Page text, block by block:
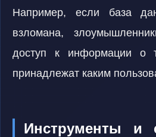
Например, если база
взломана,
доступ к информации о
принадлежат каким
Инструменты и